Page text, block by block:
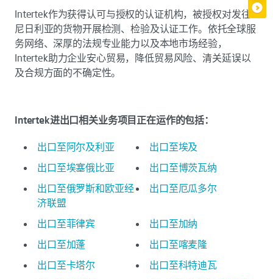
Intertek作为获得认可与授权的认证机构，被授权对发往
尼日利亚的货物开展检测、检验及认证工作。依托全球服
务网络、深厚的法规专业能力以及本地市场经验，
Intertek助力企业安心贸易，降低贸易风险、清关延误以
及合规方面的不确定性。
Intertek进出口相关业务项目正在运作的包括：
出口至阿尔及利亚
出口至埃及
出口至埃塞俄比亚
出口至博茨瓦纳
出口至俄罗斯和欧亚经
济联盟
出口至厄瓜多尔
出口至菲律宾
出口至加纳
出口至加蓬
出口至喀麦隆
出口至卡塔尔
出口至科特迪瓦